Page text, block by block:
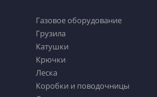
Газовое оборудование
Грузила
Катушки
Крючки
Леска
Коробки и поводочницы